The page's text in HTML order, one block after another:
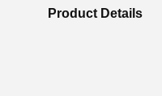
Product Details